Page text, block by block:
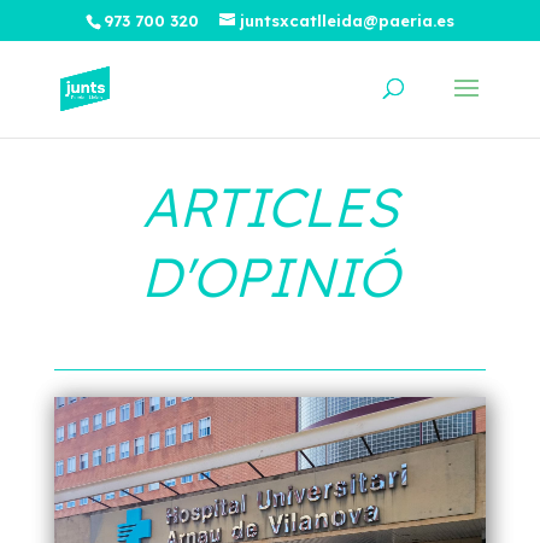
973 700 320 juntsxcatlleida@paeria.es
ARTICLES
D'OPINIÓ